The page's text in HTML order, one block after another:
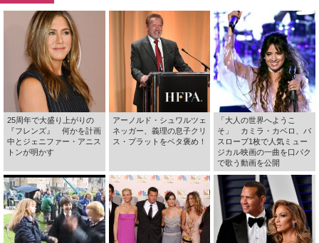
25周年で大盛り上がりの
『フレンズ』 何かを計画
中とジェニファー・アニス
トンが明かす
アーノルド・シュワルツェ
ネッガー、義理の息子クリ
ス・プラットをベタ褒め！
「大人の世界へようこ
そ」 カミラ・カベロ、バ
スローブ1枚で人気ミュー
ジカル映画の一曲を口パク
で歌う動画を公開